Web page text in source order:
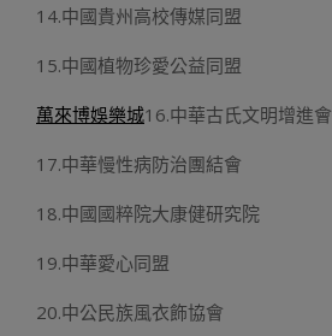
14.中國貴州高校傳媒同盟
15.中國植物珍愛公益同盟
萬來博娛樂城16.中華古氏文明增進會
17.中華慢性病防治團結會
18.中國國粹院大康健研究院
19.中華愛心同盟
20.中公民族風衣飾協會